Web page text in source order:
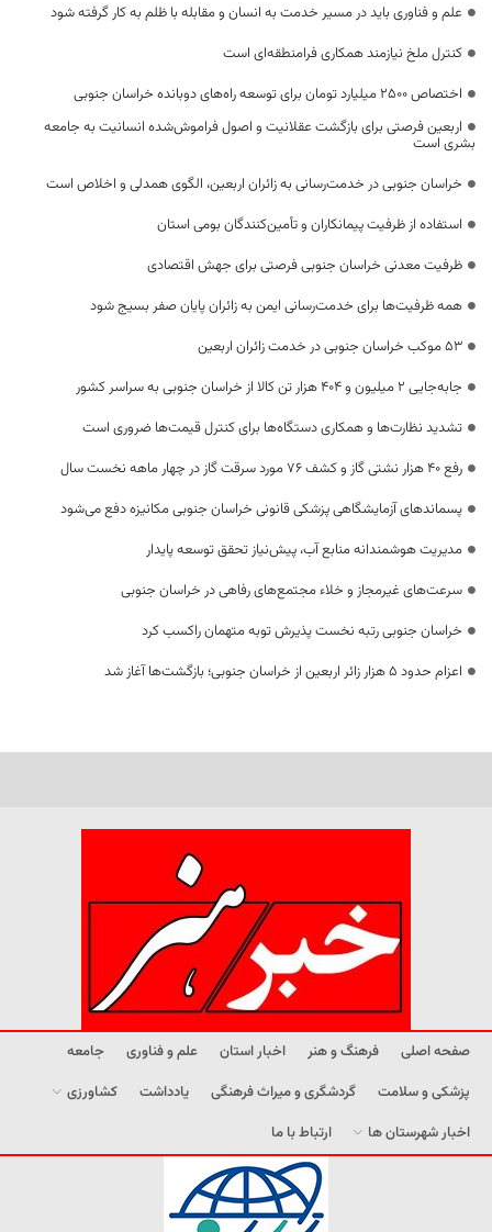
علم و فناوری باید در مسیر خدمت به انسان و مقابله با ظلم به کار گرفته شود
کنترل ملخ نیازمند همکاری فرامنطقه‌ای است
اختصاص 2500 میلیارد تومان برای توسعه راه‌های دوبانده خراسان جنوبی
اربعین فرصتی برای بازگشت عقلانیت و اصول فراموش‌شده انسانیت به جامعه
بشری است
خراسان جنوبی در خدمت‌رسانی به زائران اربعین، الگوی همدلی و اخلاص است
استفاده از ظرفیت پیمانکاران و تأمین‌کنندگان بومی استان
ظرفیت معدنی خراسان جنوبی فرصتی برای جهش اقتصادی
همه ظرفیت‌ها برای خدمت‌رسانی ایمن به زائران پایان صفر بسیج شود
53 موکب خراسان جنوبی در خدمت زائران اربعین
جابه‌جایی 2 میلیون و 404 هزار تن کالا از خراسان جنوبی به سراسر کشور
تشدید نظارت‌ها و همکاری دستگاه‌ها برای کنترل قیمت‌ها ضروری است
رفع 40 هزار نشتی گاز و کشف 76 مورد سرقت گاز در چهار ماهه نخست سال
پسماندهای آزمایشگاهی پزشکی قانونی خراسان جنوبی مکانیزه دفع می‌شود
مدیریت هوشمندانه منابع آب، پیش‌نیاز تحقق توسعه پایدار
سرعت‌های غیرمجاز و خلاء مجتمع‌های رفاهی در خراسان جنوبی
خراسان جنوبی رتبه نخست پذیرش توبه متهمان راکسب کرد
اعزام حدود 5 هزار زائر اربعین از خراسان جنوبی؛ بازگشت‌ها آغاز شد
صفحه اصلی فرهنگ و هنر اخبار استان علم و فناوری
جامعه
پزشکی و سلامت
گردشگری و میراث فرهنگی یادداشت
کشاورزی
اخبار شهرستان ها
ارتباط با ما